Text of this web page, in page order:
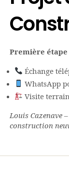
Première
Échange
WhatsApp
Visite
Louis Cazenave
construction